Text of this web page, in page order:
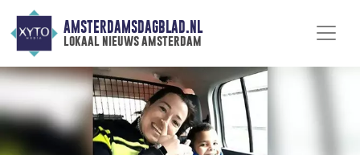
AMSTERDAMSDAGBLAD.NL
lokaal nieuws amsterdam